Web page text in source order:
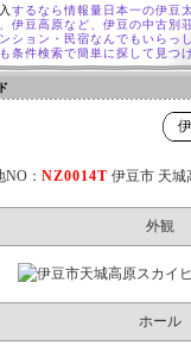
するなら情報量日本一の伊豆
伊豆高原など、伊豆の中古別
ション・民宿なんでもいらっ
条件検索で簡単に探して見つ
： NZ0014T 伊豆市 天城
外観
ホール